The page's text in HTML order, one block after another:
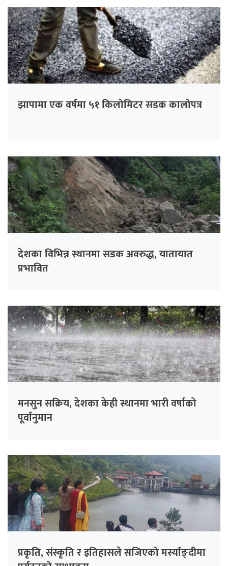
झापामा एक वर्षमा ५१ किलोमिटर सडक कालोपत्र
देशका विभिन्न स्थानमा सडक अवरुद्ध, यातायात
प्रभावित
मनसुन सक्रिय, देशका केही स्थानमा भारी वर्षाको
पूर्वानुमान
प्रकृति, संस्कृति र इतिहासले सजिएको मर्स्याङ्दीमा